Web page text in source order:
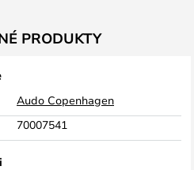
PRODUKTY
Audo Copenhagen
70007541